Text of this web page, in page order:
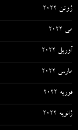
ژوئن 2022
می 2022
آوریل 2022
مارس 2022
فوریه 2022
ژانویه 2022